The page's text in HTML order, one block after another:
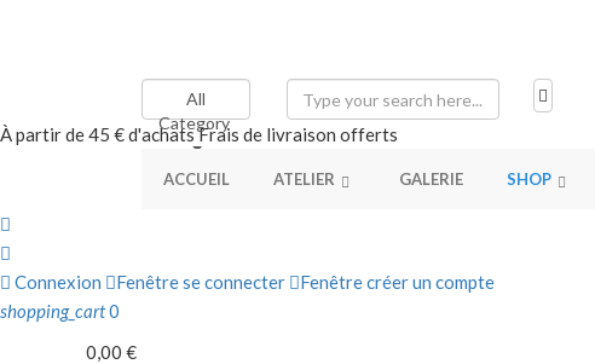
All
Category
À partir de 45 € d'achatsFrais de livraison offerts
ACCUEIL ATELIER GALERIE SHOP
Connexion Fenêtre se connecter
Fenêtre créer un compte
shopping_cart0
0,00 €